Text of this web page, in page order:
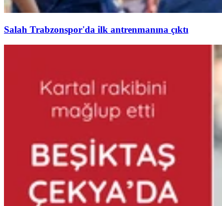
Salah Trabzonspor'da ilk antrenmanına çıktı